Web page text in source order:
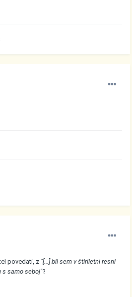
povedati, z "[...] bil sem v štiriletni resni
s samo seboj"?